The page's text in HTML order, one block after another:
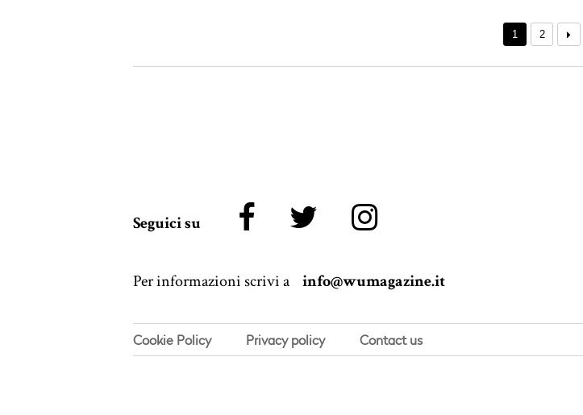
1 2
Seguici su
Per informazioni scrivi a info@wumagazine.it
Cookie Policy Privacy policy Contact us